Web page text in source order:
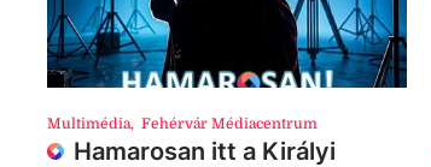
Multimédia, Fehérvár Médiacentrum
Hamarosan itt a Királyi